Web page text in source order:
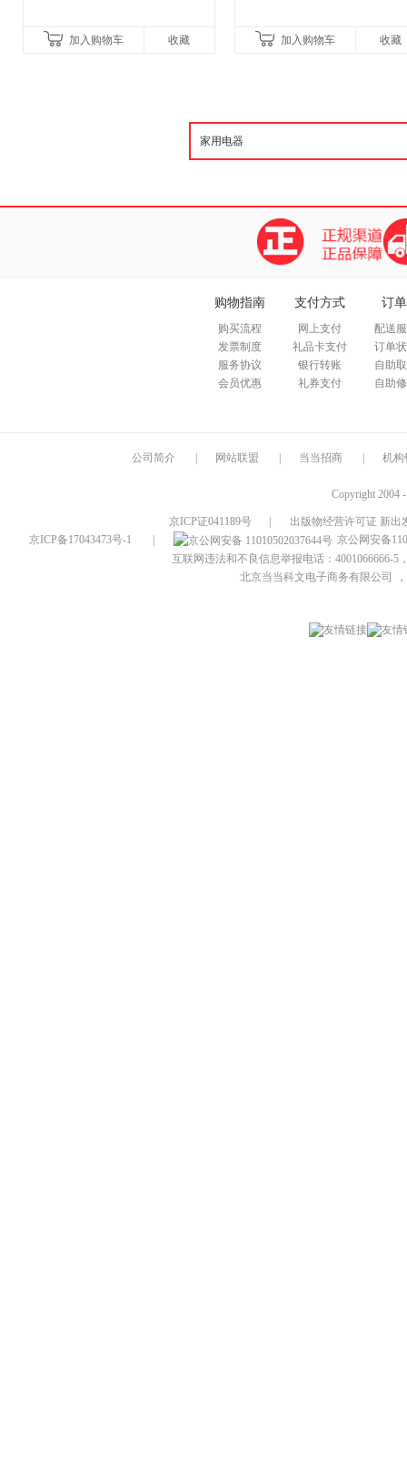
加入购物车 收藏 加入购物车 收藏
购物指南
购买流程
发票制度
服务协议
会员优惠
支付方式
网上支付
礼品卡支付
银行转账
礼券支付
订
配送
订单
自助
自助
公司简介 网站联盟 当当招商 机构
Copyright 2004
京ICP证041189号
出版物经营许可证 新出
京ICP备17043473号-1
京公网安备
互联网违法和不良信息举报电话：4001066666-5
北京当当科文电子商务有限公司